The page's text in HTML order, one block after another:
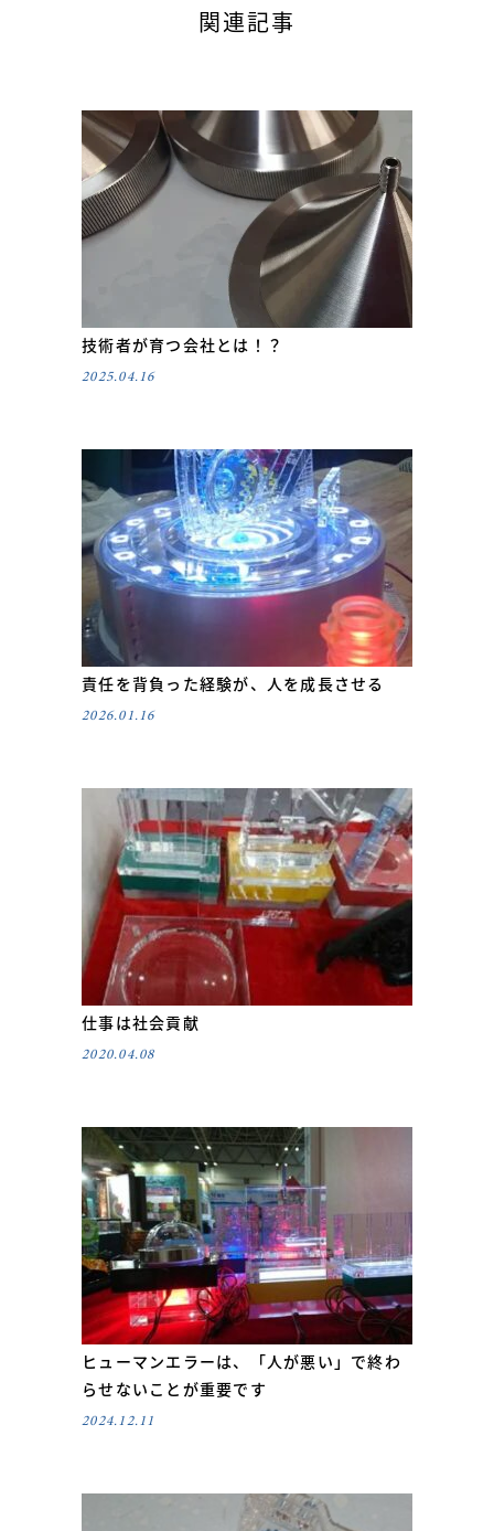
関連記事
技術者が育つ会社とは！？
2025.04.16
責任を背負った経験が、人を成長させる
2026.01.16
仕事は社会貢献
2020.04.08
ヒューマンエラーは、「人が悪い」で終わ
らせないことが重要です
2024.12.11